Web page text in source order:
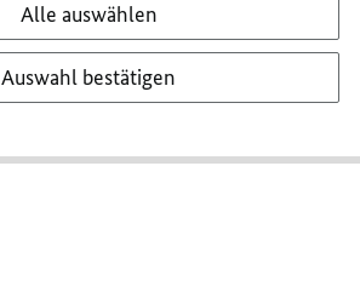
Alle auswählen
Auswahl bestätigen